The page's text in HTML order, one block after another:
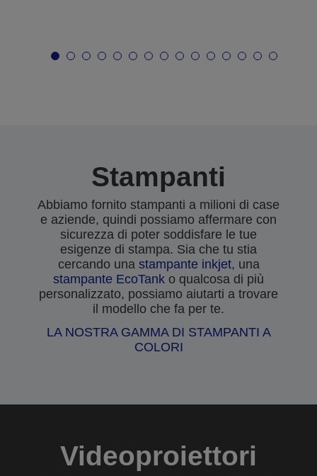
Stampanti
Abbiamo fornito stampanti a milioni di case
e aziende, quindi possiamo affermare con
sicurezza di poter soddisfare le tue
esigenze di stampa. Sia che tu stia
cercando una stampante inkjet, una
stampante EcoTank o qualcosa di più
personalizzato, possiamo aiutarti a trovare
il modello che fa per te.
LA NOSTRA GAMMA DI STAMPANTI A
COLORI
Videoproiettori